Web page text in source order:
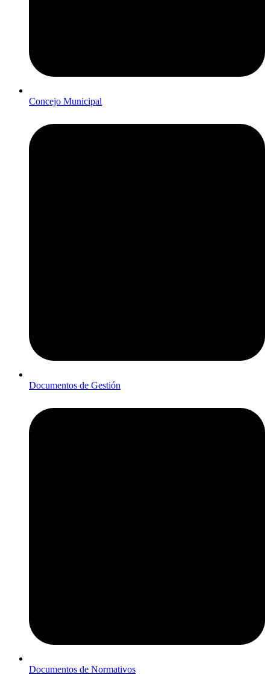
Concejo Municipal
Documentos de Gestión
Documentos de Normativos